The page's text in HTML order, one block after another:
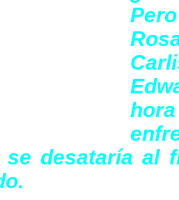
desataría al